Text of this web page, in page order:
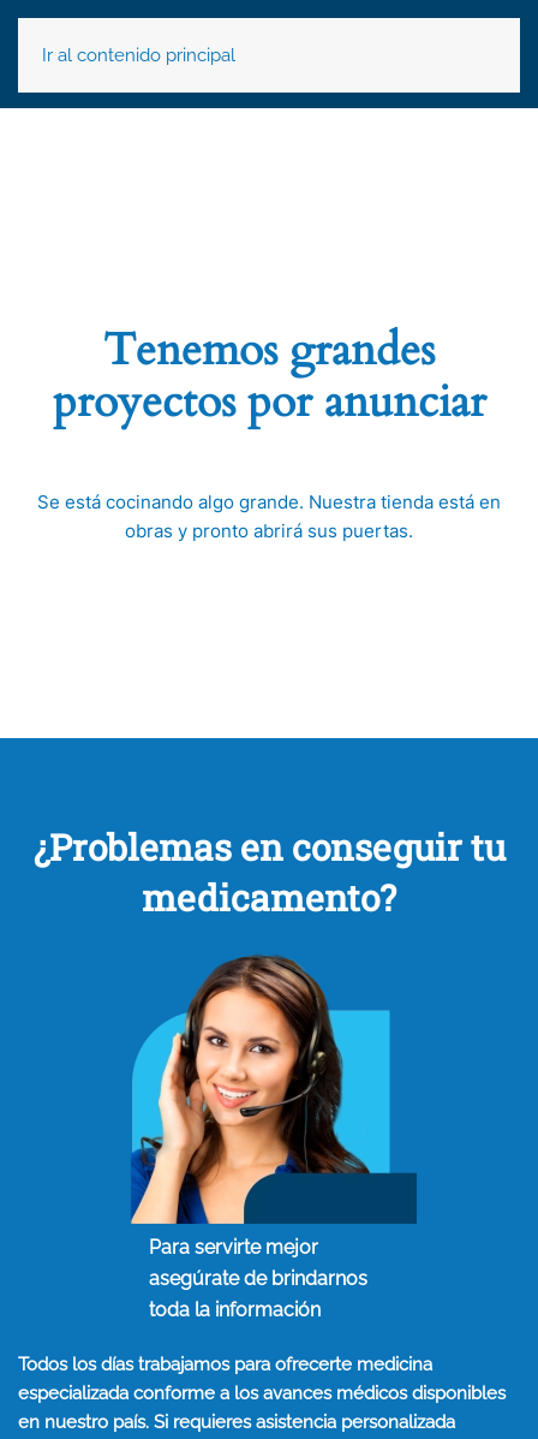
Ir al contenido principal
Tenemos grandes
proyectos por anunciar
Se está cocinando algo grande. Nuestra tienda está en
obras y pronto abrirá sus puertas.
¿Problemas en conseguir tu
medicamento?
Para servirte mejor
asegúrate de brindarnos
toda la información
Todos los días trabajamos para ofrecerte medicina
especializada conforme a los avances médicos disponibles
en nuestro país. Si requieres asistencia personalizada